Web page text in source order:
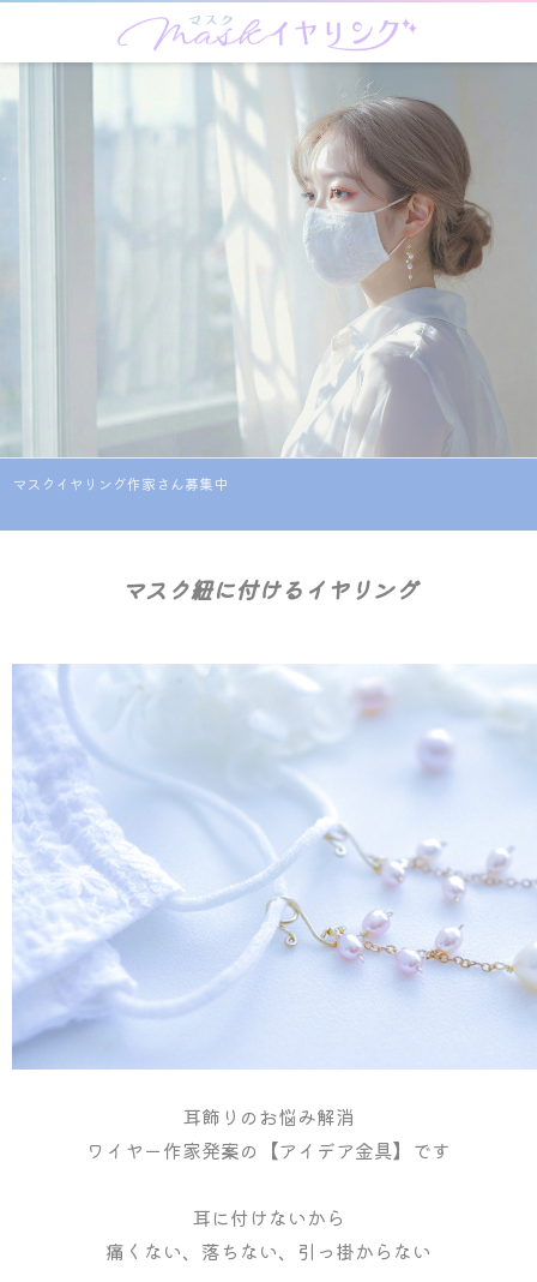
マスクイヤリング作家さん募集中
マスク紐に付けるイヤリング
耳飾りのお悩み解消
ワイヤー作家発案の【アイデア金具】です
耳に付けないから
痛くない、落ちない、引っ掛からない